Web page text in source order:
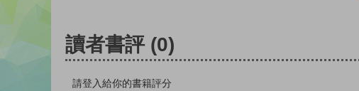
讀者書評 (0)
請登入給你的書籍評分